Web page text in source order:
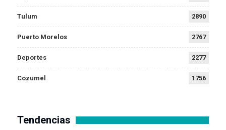
Tulum 2890
Puerto Morelos 2767
Deportes 2277
Cozumel 1756
Tendencias